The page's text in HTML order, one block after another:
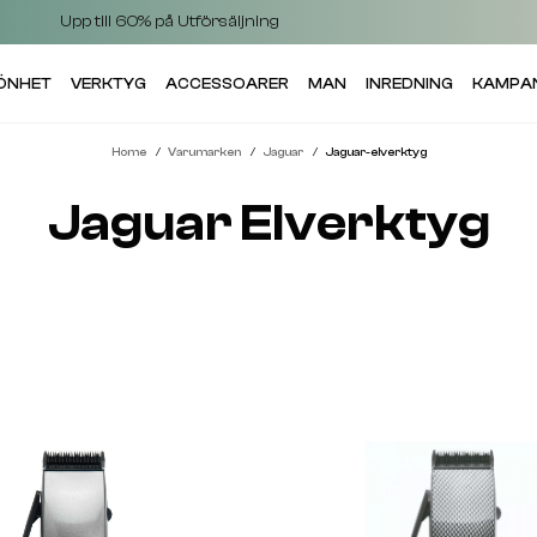
Upp till 60% på Utförsäljning
VERKTYG ACCESSOARER MAN INREDNING
Home Varumarken Jaguar Jaguar-elverktyg
Jaguar Elverktyg